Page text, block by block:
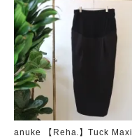
anuke 【Reha.】Tuck Maxi